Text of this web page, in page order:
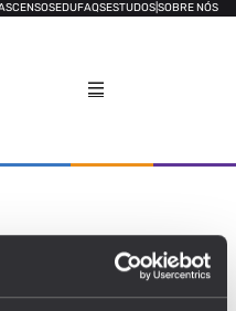
CENSOSEDUFAQSESTUDOSSOBRE NÓS
básico e